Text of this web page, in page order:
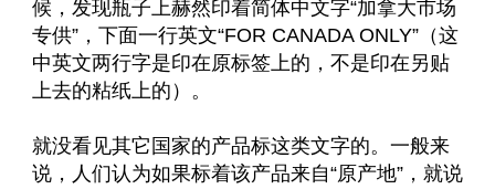
候，发现瓶子上赫然印着简体中文字“加拿大市场
专供”，下面一行英文“FOR CANADA ONLY”（这
中英文两行字是印在原标签上的，不是印在另贴
上去的粘纸上的）。
就没看见其它国家的产品标这类文字的。一般来
说，人们认为如果标着该产品来自“原产地”，就说